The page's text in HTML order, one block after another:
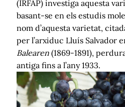
(IRFAP) investiga aquesta
basant-se en els estudis
nom d’aquesta varietat,
per l’arxiduc Lluís Salvador
Balearen (1869-1891),
antiga fins a l’any 1933.